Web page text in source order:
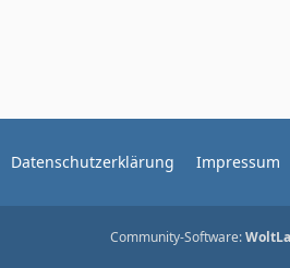
Datenschutzerklärung Impressum
Community-Software: